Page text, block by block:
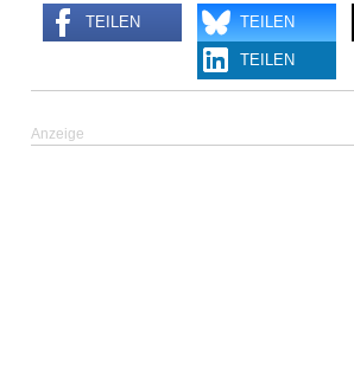
TEILEN TEILEN
TEILEN
Anzeige